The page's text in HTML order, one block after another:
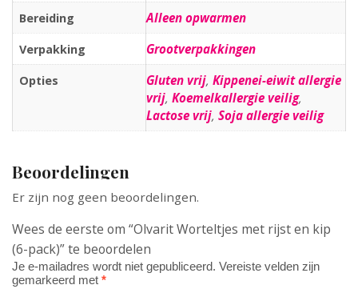
Bereiding Alleen opwarmen
Verpakking Grootverpakkingen
Opties Gluten vrij, Kippenei-eiwit allergie
vrij, Koemelkallergie veilig,
Lactose vrij, Soja allergie veilig
Beoordelingen
Er zijn nog geen beoordelingen.
Wees de eerste om “Olvarit Worteltjes met rijst en kip
(6-pack)” te beoordelen
Je e-mailadres wordt niet gepubliceerd. Vereiste velden zijn
gemarkeerd met *